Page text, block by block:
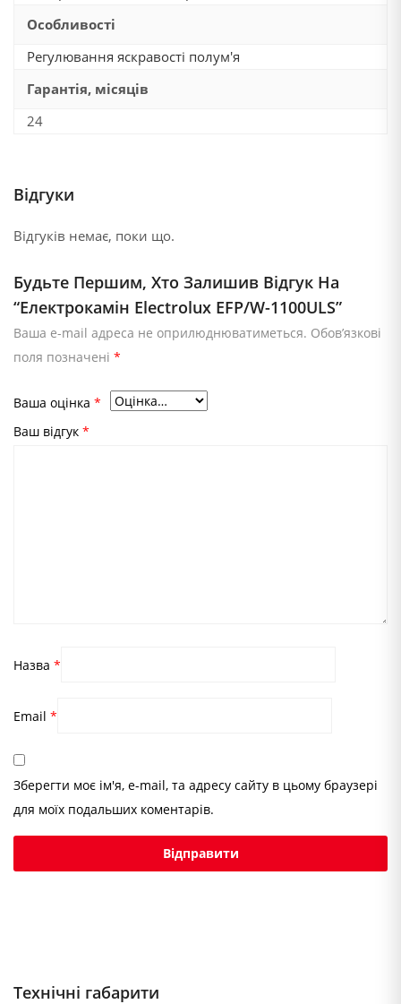
Особливості
Регулювання яскравості полум'я
Гарантія, місяців
24
Відгуки
Відгуків немає, поки що.
Будьте Першим, Хто Залишив Відгук На
“Електрокамін Electrolux EFP/W-1100ULS”
Ваша e-mail адреса не оприлюднюватиметься. Обов’язкові
поля позначені *
Ваша оцінка *
Ваш відгук *
Назва *
Email *
Зберегти моє ім'я, e-mail, та адресу сайту в цьому браузері
для моїх подальших коментарів.
Технічні габарити